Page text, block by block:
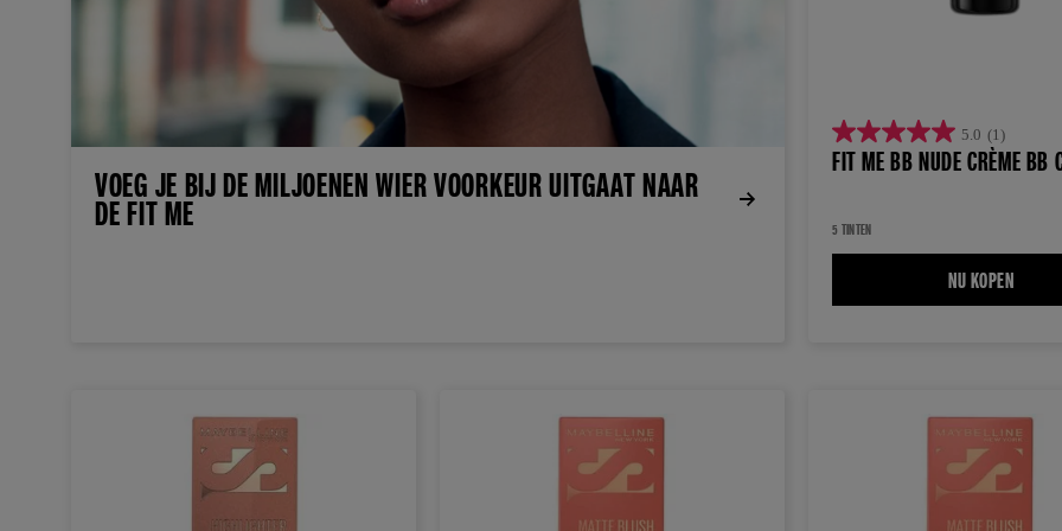
VOEG JE BIJ DE MILJOENEN WIER VOORKEUR UITGAAT NAAR
DE FIT ME
5.0 (1)
5.0
van
5
FIT ME BB NUDE CRÈME BB
5 TINTEN
NU KOPEN